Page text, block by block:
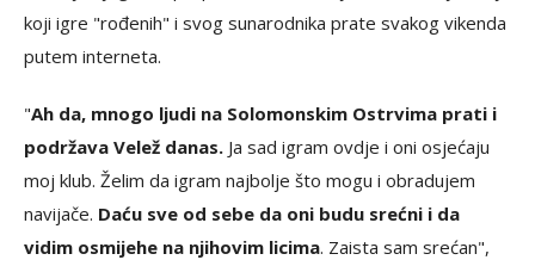
koji igre "rođenih" i svog sunarodnika prate svakog vikenda
putem interneta.
"Ah da, mnogo ljudi na Solomonskim Ostrvima prati i
podržava Velež danas. Ja sad igram ovdje i oni osjećaju
moj klub. Želim da igram najbolje što mogu i obradujem
navijače. Daću sve od sebe da oni budu srećni i da
vidim osmijehe na njihovim licima. Zaista sam srećan",